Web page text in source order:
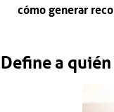
cómo generar
Define a